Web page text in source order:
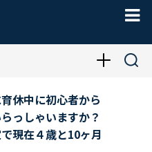
休中に初心者から
っしゃいますか？
現在４歳と10ヶ月